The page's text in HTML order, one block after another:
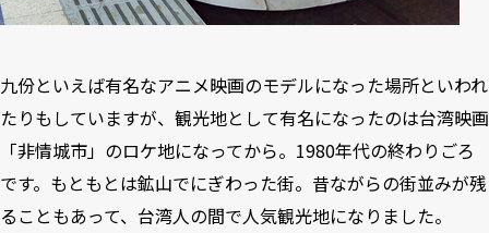
九份といえば有名なアニメ映画のモデルになった場所といわれ
たりもしていますが、観光地として有名になったのは台湾映画
「非情城市」のロケ地になってから。1980年代の終わりごろ
です。もともとは鉱山でにぎわった街。昔ながらの街並みが残
ることもあって、台湾人の間で人気観光地になりました。